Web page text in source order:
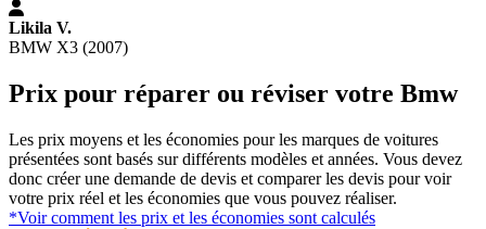
Likila V.
BMW X3 (2007)
Prix pour réparer ou réviser votre Bmw
Les prix moyens et les économies pour les marques de voitures
présentées sont basés sur différents modèles et années. Vous devez
donc créer une demande de devis et comparer les devis pour voir
votre prix réel et les économies que vous pouvez réaliser.
*Voir comment les prix et les économies sont calculés